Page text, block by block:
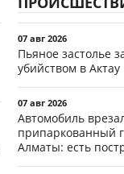
07 авг 2026
Пьяное застолье
убийством в Актау
07 авг 2026
Автомобиль
припаркованный
Алматы: есть